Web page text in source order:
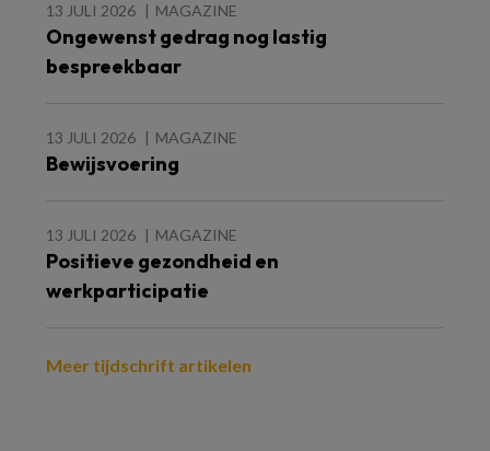
13 JULI 2026 MAGAZINE
Ongewenst gedrag nog lastig
bespreekbaar
13 JULI 2026 MAGAZINE
Bewijsvoering
13 JULI 2026 MAGAZINE
Positieve gezondheid en
werkparticipatie
Meer tijdschrift artikelen